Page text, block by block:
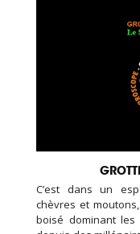
C’est dans un
chèvres et
boisé dominant